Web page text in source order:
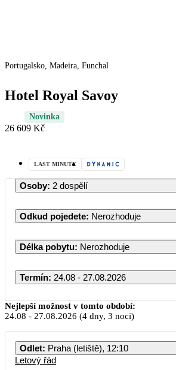
Portugalsko, Madeira, Funchal
Hotel Royal Savoy
Novinka
26 609 Kč
LAST MINUTE
Osoby: 2 dospělí
Odkud pojedete: Nerozhoduje
Délka pobytu: Nerozhoduje
Termín: 24.08 - 27.08.2026
Srpen 2026
PO ÚT ST ČT PÁ
Nejlepší možnost v tomto období:
24.08 - 27.08.2026 (4 dny, 3 noci)
Odlet: Praha (letiště), 12:10
Letový řád